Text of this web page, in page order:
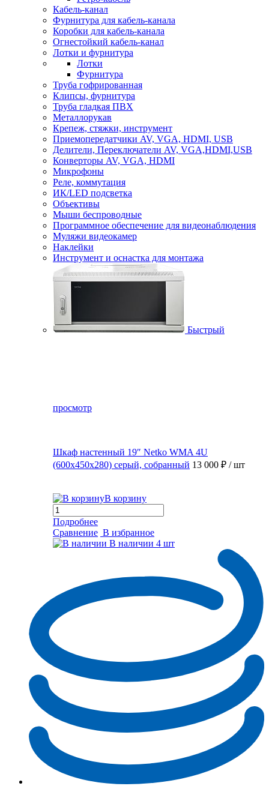
Кабель-канал
Фурнитура для кабель-канала
Коробки для кабель-канала
Огнестойкий кабель-канал
Лотки и фурнитура
Лотки
Фурнитура
Труба гофрированная
Клипсы, фурнитура
Труба гладкая ПВХ
Металлорукав
Крепеж, стяжки, инструмент
Приемопередатчики AV, VGA, HDMI, USB
Делители, Переключатели AV, VGA,HDMI,USB
Конверторы AV, VGA, HDMI
Микрофоны
Реле, коммутация
ИК/LED подсветка
Объективы
Мыши беспроводные
Программное обеспечение для видеонаблюдения
Муляжи видеокамер
Наклейки
Инструмент и оснастка для монтажа
Быстрый
просмотр
Шкаф настенный 19″ Netko WMA 4U
(600x450x280) серый, собранный 13 000 ₽ / шт
В корзину
Подробнее
Сравнение В избранное
В наличии 4 шт